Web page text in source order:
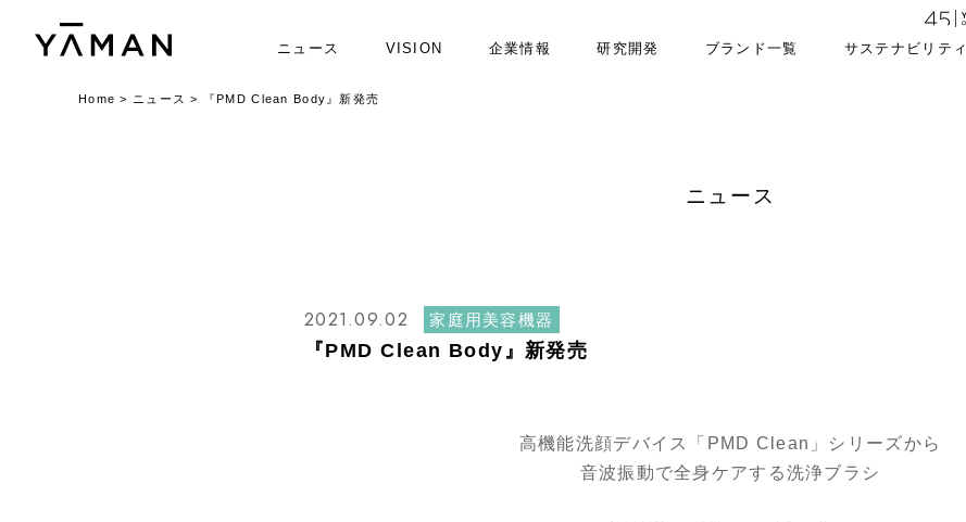
ニュース VISION 企業情報 研究開発 ブランド一覧 サステナビリティ
Home > ニュース > 『PMD Clean Body』新発売
ニュース
2021.09.02 家庭用美容機器
『PMD Clean Body』新発売
高機能洗顔デバイス「PMD Clean」シリーズから
音波振動で全身ケアする洗浄ブラシ